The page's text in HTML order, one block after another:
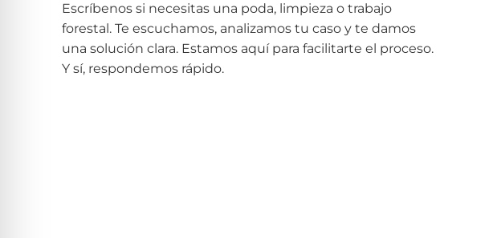
Escríbenos si necesitas una poda, limpieza o trabajo
forestal. Te escuchamos, analizamos tu caso y te damos
una solución clara. Estamos aquí para facilitarte el proceso.
Y sí, respondemos rápido.